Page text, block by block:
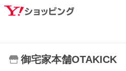
御宅家本舗OTAKICK